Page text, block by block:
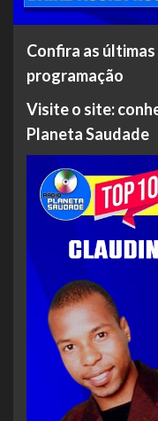
Confira as
programação
Visite o site:
Planeta Saudade